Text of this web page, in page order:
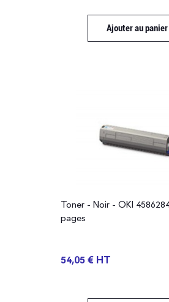
Ajouter au panier
Toner - Noir - OKI
pages
54,05 € HT